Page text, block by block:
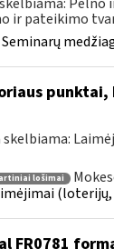
ir pateikimo
punktai,
skelbiama:
lošimai
FR0781